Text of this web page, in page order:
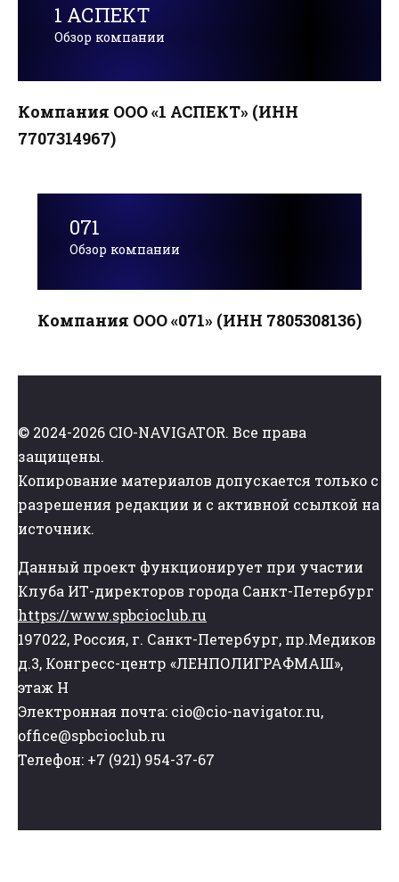
1 АСПЕКТ
Обзор компании
Компания ООО «1 АСПЕКТ» (ИНН
7707314967)
071
Обзор компании
Компания ООО «071» (ИНН 7805308136)
© 2024-2026 CIO-NAVIGATOR. Все права
защищены.
Копирование материалов допускается только с
разрешения редакции и с активной ссылкой на
источник.
Данный проект функционирует при участии
Клуба ИТ-директоров города Санкт-Петербург
https://www.spbcioclub.ru
197022, Россия, г. Санкт-Петербург, пр.Медиков
д.3, Конгресс-центр «ЛЕНПОЛИГРАФМАШ»,
этаж Н
Электронная почта: cio@cio-navigator.ru,
office@spbcioclub.ru
Телефон: +7 (921) 954-37-67